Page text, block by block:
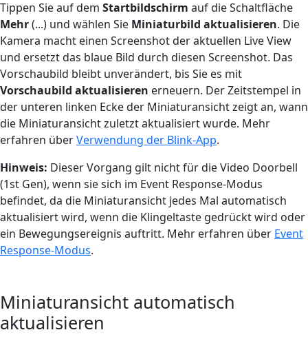
Tippen Sie auf dem Startbildschirm auf die Schaltfläche
Mehr(...) und wählen Sie Miniaturbild aktualisieren. Die
Kamera macht einen Screenshot der aktuellen Live View
und ersetzt das blaue Bild durch diesen Screenshot. Das
Vorschaubild bleibt unverändert, bis Sie es mit
Vorschaubild aktualisieren erneuern. Der Zeitstempel in
der unteren linken Ecke der Miniaturansicht zeigt an, wann
die Miniaturansicht zuletzt aktualisiert wurde. Mehr
erfahren überVerwendung der Blink-App.
Hinweis: Dieser Vorgang gilt nicht für die Video Doorbell
(1st Gen), wenn sie sich im Event Response-Modus
befindet, da die Miniaturansicht jedes Mal automatisch
aktualisiert wird, wenn die Klingeltaste gedrückt wird oder
ein Bewegungsereignis auftritt. Mehr erfahren über Event
Response-Modus.
Miniaturansicht automatisch
aktualisieren